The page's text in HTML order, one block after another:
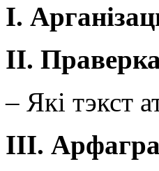
I.
ІІ.
– Які тэкст
ІІІ.